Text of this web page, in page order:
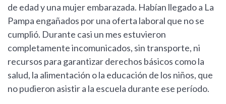
de edad y una mujer embarazada. Habían llegado a La
Pampa engañados por una oferta laboral que no se
cumplió. Durante casi un mes estuvieron
completamente incomunicados, sin transporte, ni
recursos para garantizar derechos básicos como la
salud, la alimentación o la educación de los niños, que
no pudieron asistir a la escuela durante ese período.